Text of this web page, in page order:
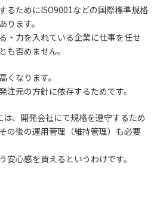
るためにISO9001などの国際標準規格
ります。
・力を入れている企業に仕事を任せ
も否めません。
くなります。
元の方針に依存するためです。
、開発会社にて規格を遵守するため
の後の運用管理（維持管理）も必要
安心感を買えるというわけです。